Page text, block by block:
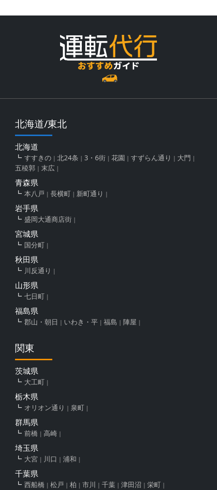
北海道/東北
北海道
すすきの 北24条 3・6街 花園 すずらん通り
大門
五稜郭
末広
青森県
本八戸 長横町 新町通り
岩手県
盛岡大通商店街
宮城県
国分町
秋田県
川反通り
山形県
七日町
福島県
郡山・朝日 いわき・平 福島 陣屋
関東
茨城県
大工町
栃木県
オリオン通り 泉町
群馬県
前橋 高崎
埼玉県
大宮 川口 浦和
千葉県
西船橋 松戸 柏 市川 千葉 津田沼 栄町